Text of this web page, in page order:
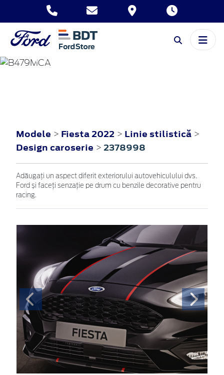
FIESTA
Modele > Fiesta 2022 > Linie stilistică >
Design caroserie > 2378998
Adăugați un aspect diferit exteriorului autovehiculului dvs.
Ford și faceți senzație pe drum cu benzile decorative pentru
racing.